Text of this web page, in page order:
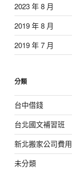
2023 年 8 月
2019 年 8 月
2019 年 7 月
分類
台中借錢
台北國文補習班
新北搬家公司費用
未分類